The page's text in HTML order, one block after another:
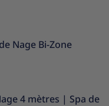
Nage Bi-Zone
4 mètres | Spa de